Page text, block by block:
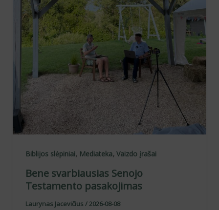
Biblijos slėpiniai, Mediateka, Vaizdo įrašai
Bene svarbiausias Senojo
Testamento pasakojimas
Laurynas Jacevičius /2026-08-08